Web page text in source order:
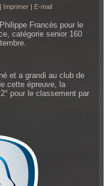
| Imprimer | E-mail
Francès pour le
catégorie senior 160
et a grandi au club de
cette épreuve, la
pour le classement par